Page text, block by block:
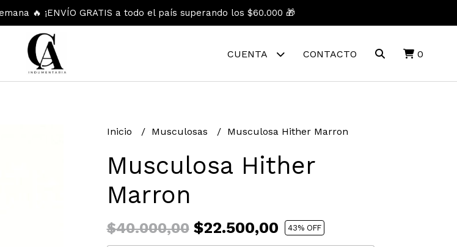
🔥 ¡ENVÍO GRATIS a todo el país superando los $60.000 🎁
CUENTA CONTACTO 0
Inicio Musculosas Musculosa Hither Marron
Musculosa Hither
Marron
$40.000,00$22.500,00 43% OFF